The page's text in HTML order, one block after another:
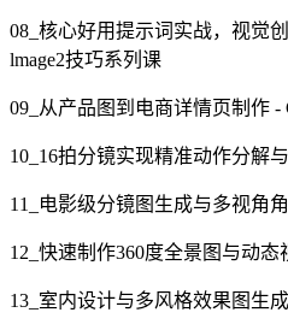
08_核心好用提示词实战，视觉
lmage2技巧系列课
09_从产品图到电商详情页制作 -
10_16拍分镜实现精准动作分解
11_电影级分镜图生成与多视角
12_快速制作360度全景图与动态
13_室内设计与多风格效果图生成